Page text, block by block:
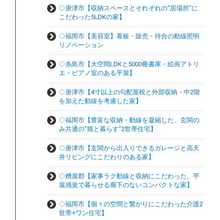
◇唐津市【収納スペースとそれぞれの“居場所”に
こだわった5LDKの家】
◇福岡市【美容室】看板・販売・待合の動線照明
リノベーション
◇糸島市【大空間LDKと5000冊書庫・絵画アトリ
エ・ピアノ室のある平屋】
◇唐津市【4寸以上の勾配屋根と外部収納・中2階
を加えた動線を考慮した家】
◇福岡市【豊富な収納・動線を凝縮した、玄関の
み共通の”猫と暮らす”2世帯住宅】
◇唐津市【玄関から出入りできるガレージと高天
井リビングにこだわりのある家】
◇糟屋郡【家事ラク動線と収納にこだわった、平
屋感覚で暮らせる廊下のないコンパクトな家】
◇福岡市【個々の空間と繋がりにこだわった介護2
世帯+ワン住宅】